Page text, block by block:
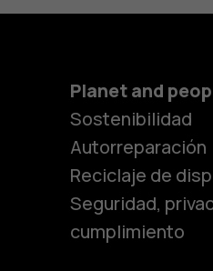
Planet and
Sostenibilidad
Autorreparación
Reciclaje de
Seguridad,
cumplimiento